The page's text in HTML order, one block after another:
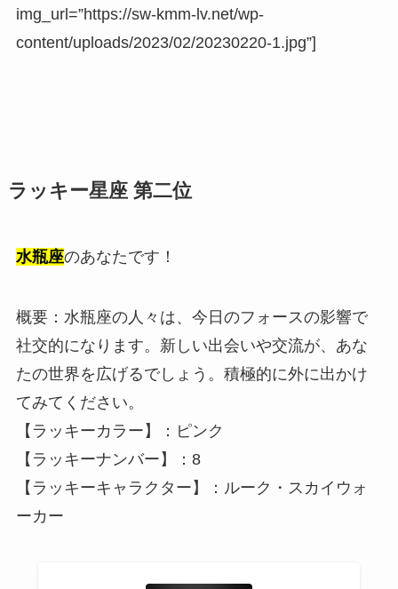
img_url=”https://sw-kmm-lv.net/wp-
content/uploads/2023/02/20230220-1.jpg”]
ラッキー星座 第二位
水瓶座のあなたです！
概要：水瓶座の人々は、今日のフォースの影響で
社交的になります。新しい出会いや交流が、あな
たの世界を広げるでしょう。積極的に外に出かけ
てみてください。
【ラッキーカラー】：ピンク
【ラッキーナンバー】：8
【ラッキーキャラクター】：ルーク・スカイウォ
ーカー